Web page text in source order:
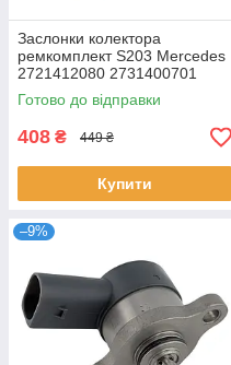
Заслонки колектора
ремкомплект S203 Mercedes
2721412080 2731400701
273140070164 A2721412080
A2731400701
Готово до відправки
408 ₴ 449 ₴
Купити
–9%